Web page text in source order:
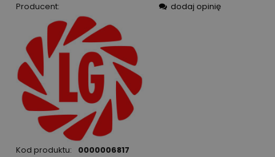
Producent:
Kod produktu: 0000006817
dodaj opinię